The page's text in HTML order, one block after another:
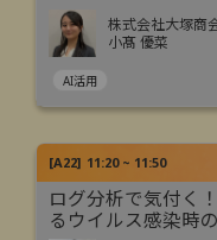
株式会社大塚商
小髙 優菜
AI活用
[A22] 11:20 ~ 11:50
ログ分析で気付く
るウイルス感染時